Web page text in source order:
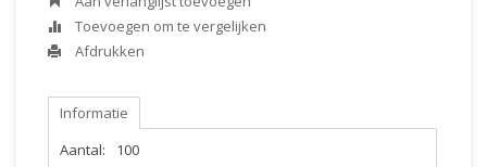
Toevoegen om te vergelijken
Afdrukken
Informatie
Aantal:
100